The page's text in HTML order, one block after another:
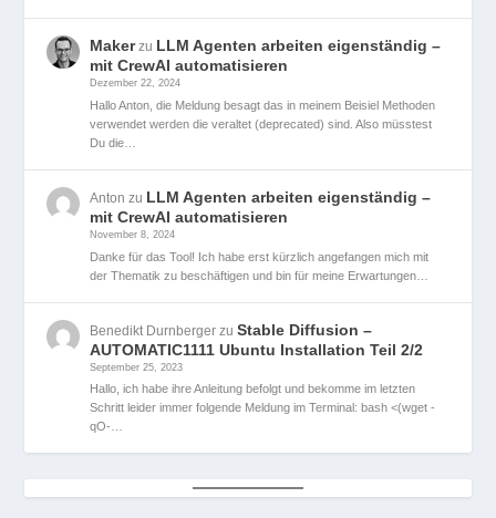
Makerzu LLM Agenten arbeiten eigenständig –
mit CrewAI automatisieren
Dezember 22, 2024
Hallo Anton, die Meldung besagt das in meinem Beisiel Methoden
verwendet werden die veraltet (deprecated) sind. Also müsstest
Du die…
Anton zu LLM Agenten arbeiten eigenständig –
mit CrewAI automatisieren
November 8, 2024
Danke für das Tool! Ich habe erst kürzlich angefangen mich mit
der Thematik zu beschäftigen und bin für meine Erwartungen…
Benedikt Durnberger zuStable Diffusion –
AUTOMATIC1111 Ubuntu Installation Teil 2/2
September 25, 2023
Hallo, ich habe ihre Anleitung befolgt und bekomme im letzten
Schritt leider immer folgende Meldung im Terminal: bash <(wget -
qO-…